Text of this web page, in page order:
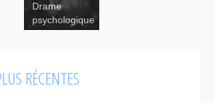
Standstill
Drame
psychologique
RÉCENTES